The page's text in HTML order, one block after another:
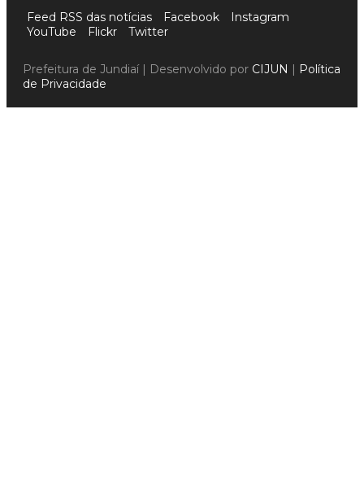
Feed RSS das notícias Facebook
Instagram
YouTube
Flickr Twitter
Prefeitura de Jundiaí | Desenvolvido por CIJUN | Política
de Privacidade